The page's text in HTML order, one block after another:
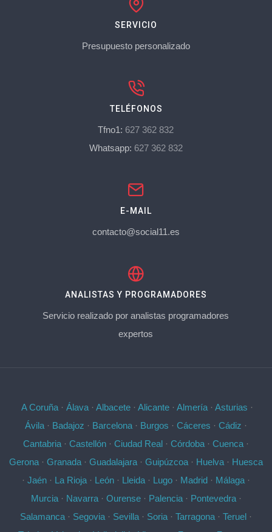
SERVICIO
Presupuesto personalizado
TELÉFONOS
Tfno1: 627 362 832
Whatsapp: 627 362 832
E-MAIL
contacto@social11.es
ANALISTAS Y PROGRAMADORES
Servicio realizado por analistas programadores
expertos
A Coruña· Álava· Albacete· Alicante· Almería· Asturias ·
Ávila · Badajoz · Barcelona · Burgos · Cáceres · Cádiz ·
Cantabria · Castellón · Ciudad Real · Córdoba · Cuenca ·
Gerona · Granada · Guadalajara · Guipúzcoa · Huelva · Huesca
· Jaén · La Rioja · León · Lleida · Lugo · Madrid · Málaga ·
Murcia· Navarra· Ourense· Palencia· Pontevedra·
Salamanca · Segovia · Sevilla · Soria · Tarragona · Teruel ·